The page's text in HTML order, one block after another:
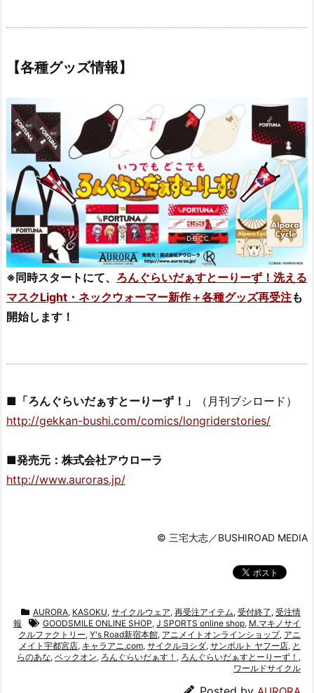
【各種グッズ情報】
※同時スタートにて、 ろんぐらいだぁすとーりーず！洗える
マスクLight・ネックウォーマー新作＋各種グッズ再受注も
開始します！
■「ろんぐらいだぁすとーりーず！」
（月刊ブシロード）
http://gekkan-bushi.com/comics/longriderstories/
■発売元：株式会社アウローラ
http://www.auroras.jp/
© 三宅大志／BUSHIROAD MEDIA
AURORA, KASOKU, サイクルウェア, 再受注アイテム, 受付終了 , 受注情
報
GOODSMILE ONLINE SHOP, J SPORTS online shop, M.マキノサイ
クルファクトリー, Y's Road新宿本館, アニメイトオンラインショップ, アニ
メイト宇都宮店, キャラアニ.com, サイクルヨシダ, サンボルト ヤフー店, と
らのあな, ベックオン, ろんぐらいだぁす！ , ろんぐらいだぁすとーりーず！ ,
ワールドサイクル